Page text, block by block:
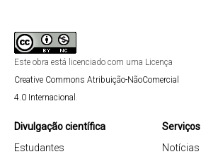
Este obra está licenciado com uma Licença
Creative Commons Atribuição-NãoComercial
4.0 Internacional .
Divulgação científica
Estudantes
Serviços
Notícias